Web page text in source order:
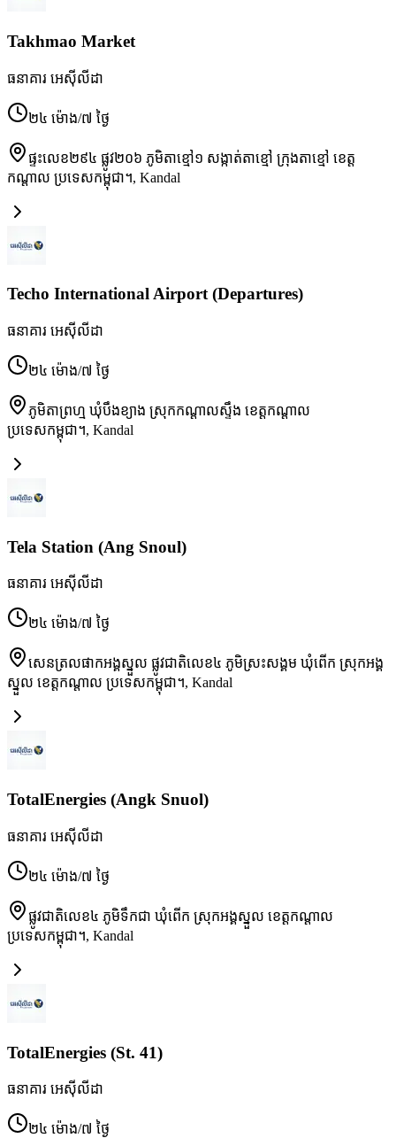
Takhmao Market
ធនាគារ អេស៊ីលីដា
២៤ ម៉ោង/៧ ថ្ងៃ
ផ្ទះលេខ២៩៤ ផ្លូវ២០៦ ភូមិតាខ្មៅ១ សង្កាត់តាខ្មៅ ក្រុងតាខ្មៅ ខេត្ត
កណ្ដាល ប្រទេសកម្ពុជា។, Kandal
Techo International Airport (Departures)
ធនាគារ អេស៊ីលីដា
២៤ ម៉ោង/៧ ថ្ងៃ
ភូមិតាព្រហ្ម ឃុំបឹងខ្យាង ស្រុកកណ្ដាលស្ទឹង ខេត្តកណ្ដាល
ប្រទេសកម្ពុជា។, Kandal
Tela Station (Ang Snoul)
ធនាគារ អេស៊ីលីដា
២៤ ម៉ោង/៧ ថ្ងៃ
សេនត្រលផាកអង្គស្នួល ផ្លូវជាតិលេខ៤ ភូមិស្រះសង្គម ឃុំពើក ស្រុកអង្គ
ស្នួល ខេត្តកណ្ដាល ប្រទេសកម្ពុជា។, Kandal
TotalEnergies (Angk Snuol)
ធនាគារ អេស៊ីលីដា
២៤ ម៉ោង/៧ ថ្ងៃ
ផ្លូវជាតិលេខ៤ ភូមិទឹកជា ឃុំពើក ស្រុកអង្គស្នួល ខេត្តកណ្ដាល
ប្រទេសកម្ពុជា។, Kandal
TotalEnergies (St. 41)
ធនាគារ អេស៊ីលីដា
២៤ ម៉ោង/៧ ថ្ងៃ